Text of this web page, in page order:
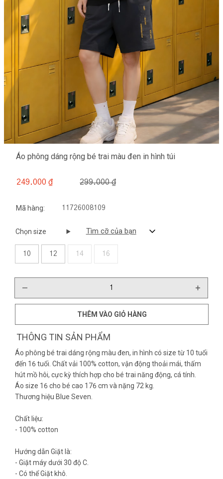
Áo phông dáng rộng bé trai màu đen in hình túi
Mã hàng:
THÔNG TIN SẢN PHẨM
249.000 ₫ 299.000 ₫
11726008109
Chọn size
10 12 14 16
THÊM VÀO GIỎ HÀNG
Áo phông bé trai dáng rộng màu đen, in hình có size từ 10 tuổi
đến 16 tuổi. Chất vải 100% cotton, vận động thoải mái, thấm
hút mồ hôi, cực kỳ thích hợp cho bé trai năng động, cá tính.
Áo size 16 cho bé cao 176 cm và nặng 72 kg.
Thương hiệu Blue Seven.
Chất liệu:
- 100% cotton
Hướng dẫn Giặt là:
- Giặt máy dưới 30 độ C.
- Có thể Giặt khô.
Tìm cỡ của bạn